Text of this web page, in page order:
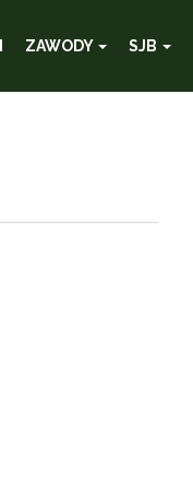
ZAWODY SJB